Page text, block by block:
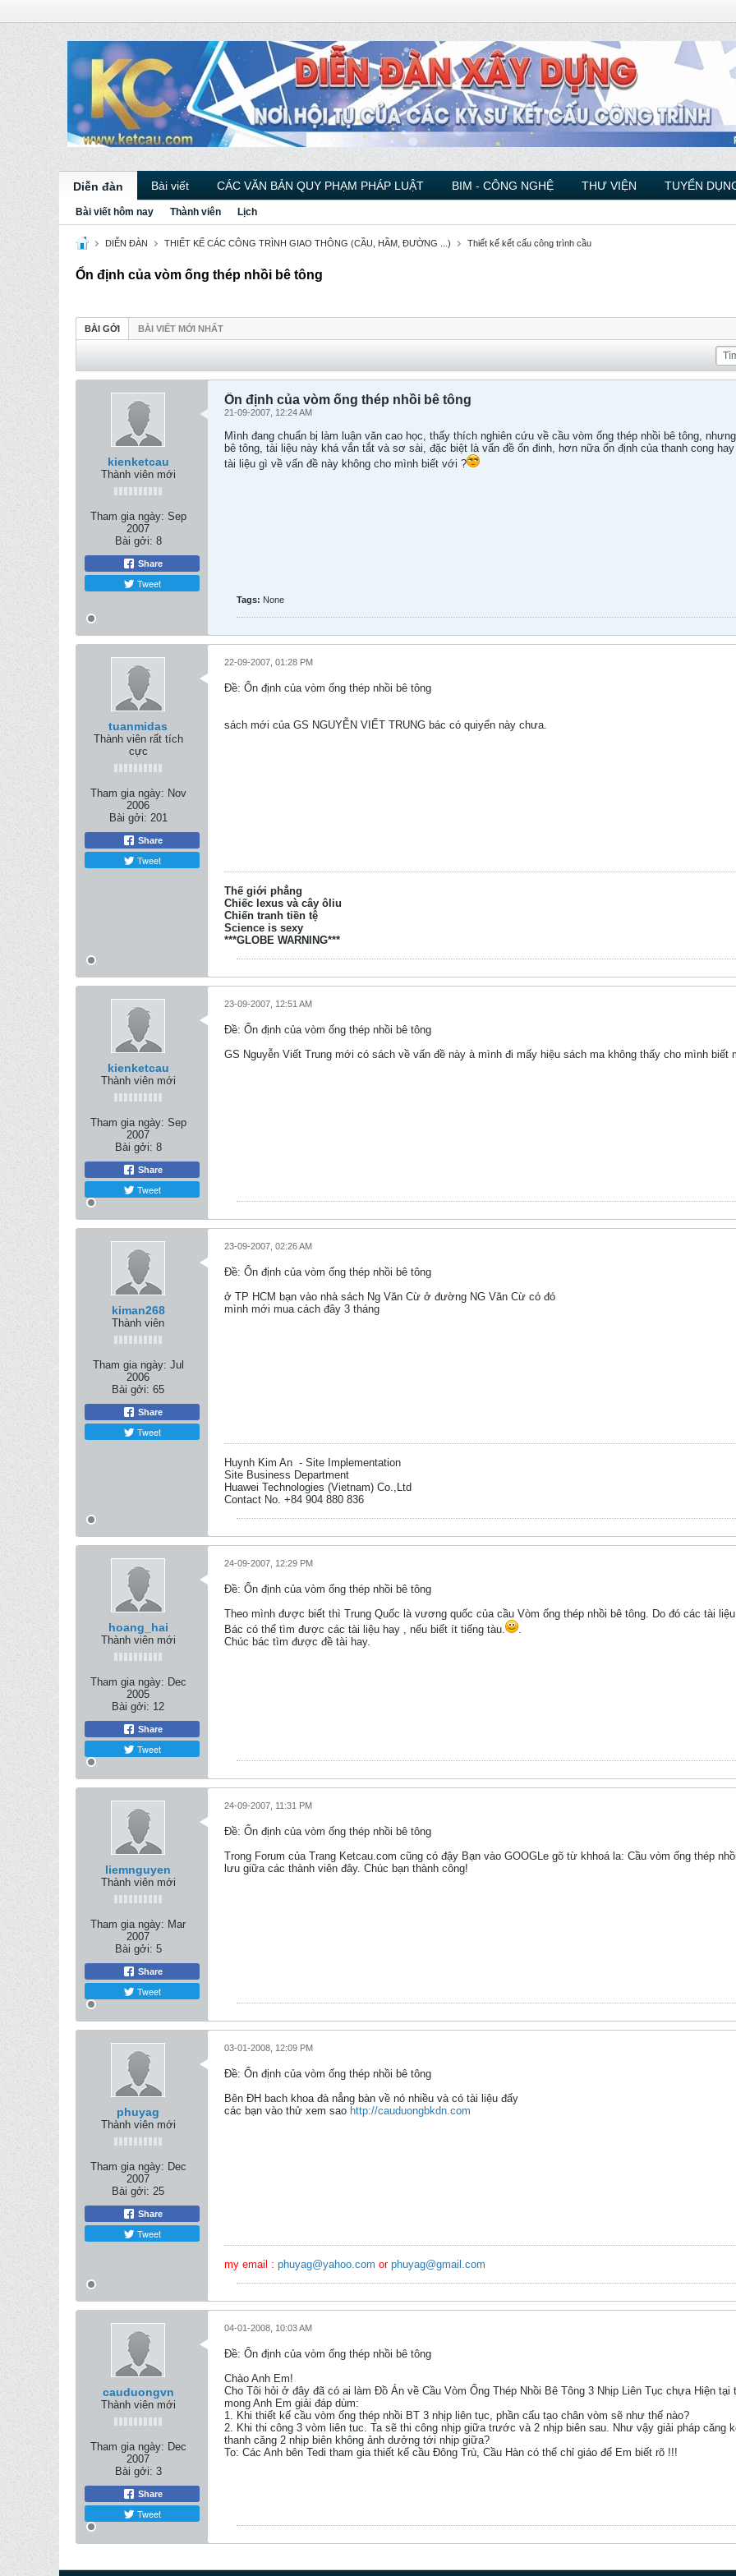
Diễn đàn Bài viết CÁC VĂN BẢN QUY PHẠM PHÁP LUẬT BIM - CÔNG NGHỆ THƯ VIỆN TUYỂN
Bài viết hôm nay Thành viên Lịch
DIỄN ĐÀN THIẾT KẾ CÁC CÔNG TRÌNH GIAO THÔNG (CẦU, HẦM, ĐƯỜNG ...) Thiết kế kết cấu công trình cầu
Ổn định của vòm ống thép nhồi bê tông
BÀI GỞI BÀI VIẾT MỚI NHẤT
kienketcau
Thành viên mới
Tham gia ngày: Sep
2007
Bài gởi: 8
Share
Tweet
Ổn định của vòm ống thép nhồi bê tông
21-09-2007, 12:24 AM
Mình đang chuẩn bị làm luận văn cao học, thấy thích nghiên cứu về cầu vòm ống thép nhồi bê tông,
bê tông, tài liệu này khá vắn tắt và sơ sài, đặc biệt là vấn đề ổn đinh, hơn nữa ổn định của thanh cong
tài liệu gì về vấn đề này không cho mình biết với ?
Tags: None
tuanmidas
Thành viên rất tích
cực
Tham gia ngày: Nov
2006
Bài gởi: 201
Share
Tweet
22-09-2007, 01:28 PM
Ðề: Ổn định của vòm ống thép nhồi bê tông
sách mới của GS NGUYỄN VIẾT TRUNG bác có quiyển này chưa.
Thế giới phẳng
Chiếc lexus và cây ôliu
Chiến tranh tiền tệ
Science is sexy
***GLOBE WARNING***
kienketcau
Thành viên mới
Tham gia ngày: Sep
2007
Bài gởi: 8
Share
Tweet
23-09-2007, 12:51 AM
Ðề: Ổn định của vòm ống thép nhồi bê tông
GS Nguyễn Viết Trung mới có sách về vấn đề này à mình đi mấy hiệu sách ma không thấy cho mình biết
kiman268
Thành viên
Tham gia ngày: Jul
2006
Bài gởi: 65
Share
Tweet
23-09-2007, 02:26 AM
Ðề: Ổn định của vòm ống thép nhồi bê tông
ở TP HCM bạn vào nhà sách Ng Văn Cừ ở đường NG Văn Cừ có đó
mình mới mua cách đây 3 tháng
Huynh Kim An - Site Implementation
Site Business Department
Huawei Technologies (Vietnam) Co.,Ltd
Contact No. +84 904 880 836
hoang_hai
Thành viên mới
Tham gia ngày: Dec
2005
Bài gởi: 12
Share
Tweet
24-09-2007, 12:29 PM
Ðề: Ổn định của vòm ống thép nhồi bê tông
Theo mình được biết thì Trung Quốc là vương quốc của cầu Vòm ống thép nhồi bê tông. Do đó các tài
Bác có thể tìm được các tài liệu hay , nếu biết ít tiếng tàu.
.
Chúc bác tìm được đề tài hay.
liemnguyen
Thành viên mới
Tham gia ngày: Mar
2007
Bài gởi: 5
Share
Tweet
24-09-2007, 11:31 PM
Ðề: Ổn định của vòm ống thép nhồi bê tông
Trong Forum của Trang Ketcau.com cũng có đậy Bạn vào GOOGLe gõ từ khhoá la: Cầu vòm ống thép
lưu giữa các thành viên đây. Chúc bạn thành công!
phuyag
Thành viên mới
Tham gia ngày: Dec
2007
Bài gởi: 25
Share
Tweet
03-01-2008, 12:09 PM
Ðề: Ổn định của vòm ống thép nhồi bê tông
Bên ĐH bach khoa đà nẳng bàn về nó nhiều và có tài liệu đấy
các bạn vào thử xem sao http://cauduongbkdn.com
my email : phuyag@yahoo.com or phuyag@gmail.com
cauduongvn
Thành viên mới
Tham gia ngày: Dec
2007
Bài gởi: 3
Share
Tweet
04-01-2008, 10:03 AM
Ðề: Ổn định của vòm ống thép nhồi bê tông
Chào Anh Em!
Cho Tôi hỏi ở đây đã có ai làm Đồ Án về Cầu Vòm Ống Thép Nhồi Bê Tông 3 Nhịp Liên Tục chựa Hiện
mong Anh Em giải đáp dùm:
1. Khi thiết kế cầu vòm ống thép nhồi BT 3 nhịp liên tục, phần cấu tạo chân vòm sẽ như thế nào?
2. Khi thi công 3 vòm liên tuc. Ta sẽ thi công nhịp giữa trước và 2 nhịp biên sau. Như vậy giải pháp căng
thanh căng 2 nhịp biên không ảnh dưởng tới nhịp giữa?
To: Các Anh bên Tedi tham gia thiết kế cầu Đông Trù, Cầu Hàn có thể chỉ giáo để Em biết rõ !!!